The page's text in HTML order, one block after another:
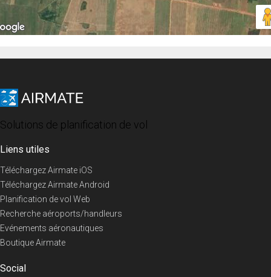
Solutions de planification de vol
Liens utiles
Téléchargez Airmate iOS
Téléchargez Airmate Android
Planification de vol Web
Recherche aéroports/handleurs
Evénements aéronautiques
Boutique Airmate
Social